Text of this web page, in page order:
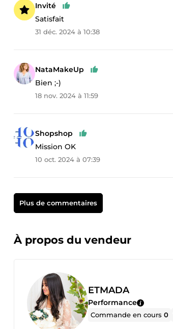
Invité
Satisfait
31 déc. 2024 à 10:38
NataMakeUp
Bien ;-)
18 nov. 2024 à 11:59
Shopshop
Mission OK
10 oct. 2024 à 07:39
Plus de commentaires
À propos du vendeur
ETMADA
Performance
Commande en cours0